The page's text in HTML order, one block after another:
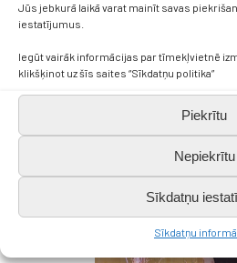
Jūs jebkurā laikā varat mainīt savas
iestatījumus.
Iegūt vairāk informācijas par tīmekļvietnē
klikšķinot uz šīs saites “Sīkdatņu politika”
Piekrītu
Nepiekrītu
Sīkdatņu
Sīkdatņu